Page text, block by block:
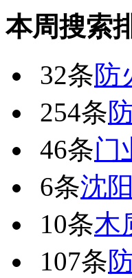
本周搜索
32条防
254条
46条门
6条沈阳
10条木
107条